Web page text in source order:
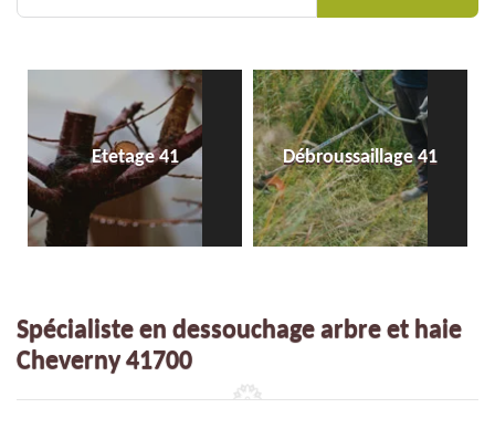
Etetage 41 Débroussaillage 41
Spécialiste en dessouchage arbre et haie
Cheverny 41700